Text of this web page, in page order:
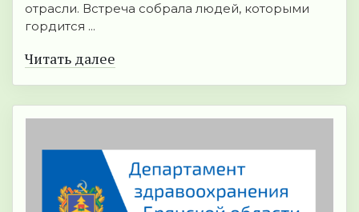
отрасли. Встреча собрала людей, которыми
гордится ...
Читать далее